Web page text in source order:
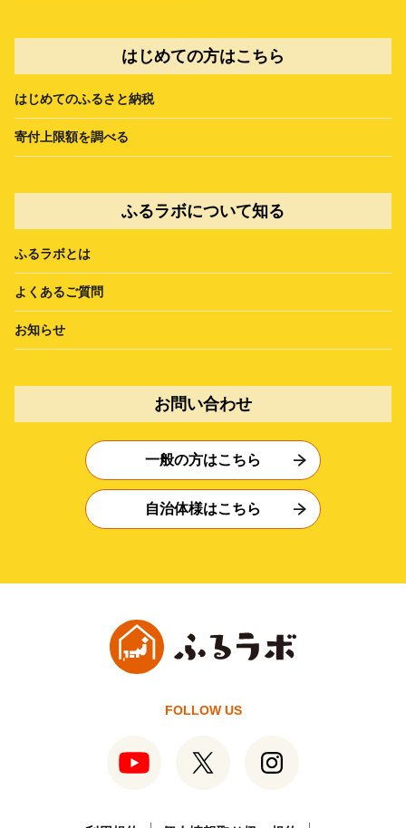
はじめての方はこちら
はじめてのふるさと納税
寄付上限額を調べる
ふるラボについて知る
ふるラボとは
よくあるご質問
お知らせ
お問い合わせ
一般の方はこちら
自治体様はこちら
FOLLOW US